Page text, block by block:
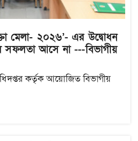
মেলা- ২০২৬’- এর উদ্বোধন
সফলতা আসে না ---বিভাগীয়
কর্তৃক আয়োজিত বিভাগীয়